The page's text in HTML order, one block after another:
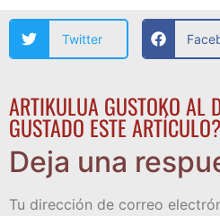
Twitter
ARTIKULUA GUSTOKO AL
GUSTADO ESTE ARTÍCULO?
Deja una
Tu dirección de correo